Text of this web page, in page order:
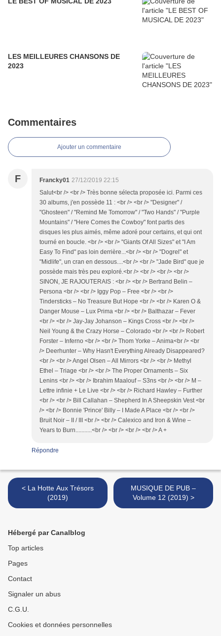
LES MEILLEURES CHANSONS DE
2023
Commentaires
Ajouter un commentaire
F Francky01 27/12/2019 22:15
Salut<br /> <br /> Très bonne sélecta proposée ici. Parmi ces
30 albums, j'en possède 11 : <br /> <br /> "Designer" /
"Ghosteen" / "Remind Me Tomorrow" / "Two Hands" / "Purple
Mountains" / "Here Comes the Cowboy" font partis des
disques les plus aimés, même adoré pour certains, et qui ont
tourné en boucle. <br /> <br /> "Giants Of All Sizes" et "I Am
Easy To Find" pas loin derrière...<br /> <br /> "Dogrel" et
"Midlife", un cran en dessous....<br /> <br /> "Jade Bird" que je
possède mais très peu exploré.<br /> <br /> <br /> <br />
SINON, JE RAJOUTERAIS : <br /> <br /> Bertrand Belin –
Persona <br /> <br /> Iggy Pop – Free <br /> <br />
Tindersticks – No Treasure But Hope <br /> <br /> Karen O &
Danger Mouse – Lux Prima <br /> <br /> Balthazar – Fever
<br /> <br /> Jay-Jay Johanson – Kings Cross <br /> <br />
Neil Young & the Crazy Horse – Colorado <br /> <br /> Robert
Forster – Inferno <br /> <br /> Thom Yorke – Anima<br /> <br
/> Deerhunter – Why Hasn't Everything Already Disappeared?
<br /> <br /> Angel Olsen – All Mirrors <br /> <br /> Methyl
Ethel – Triage <br /> <br /> The Proper Ornaments – Six
Lenins <br /> <br /> Ibrahim Maalouf – S3ns <br /> <br /> M –
Lettre infinie + Le Live <br /> <br /> Richard Hawley – Further
<br /> <br /> Bill Callahan – Shepherd In A Sheepskin Vest <br
/> <br /> Bonnie 'Prince' Billy – I Made A Place <br /> <br />
Bruit Noir – II / III <br /> <br /> Calexico and Iron & Wine –
Years to Burn...........<br /> <br /> <br /> <br /> A +
Répondre
< La Hotte Aux Trésors
(2019)
MUSIQUE DE PUB –
Volume 12 (2019) >
Hébergé par Canalblog
Top articles
Pages
Contact
Signaler un abus
C.G.U.
Cookies et données personnelles